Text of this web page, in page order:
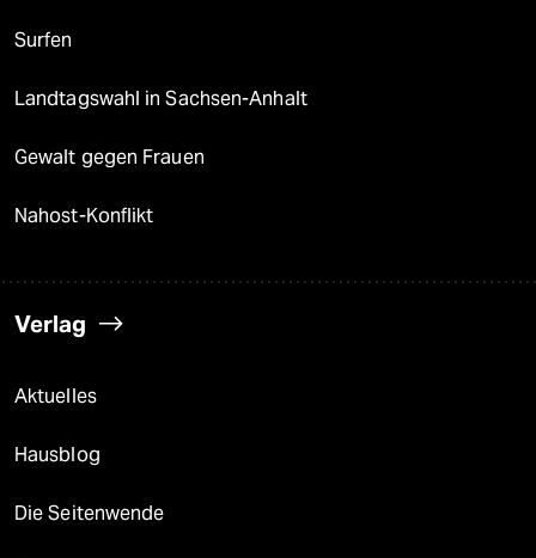
Surfen
Landtagswahl in Sachsen-Anhalt
Gewalt gegen Frauen
Nahost-Konflikt
Verlag
Aktuelles
Hausblog
Die Seitenwende